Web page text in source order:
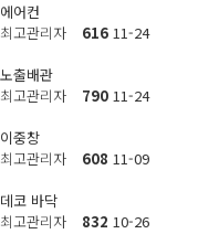
에어컨
최고관리자
616 11-24
노출배관
최고관리자
790 11-24
이중창
최고관리자
608 11-09
데코 바닥
최고관리자
832 10-26